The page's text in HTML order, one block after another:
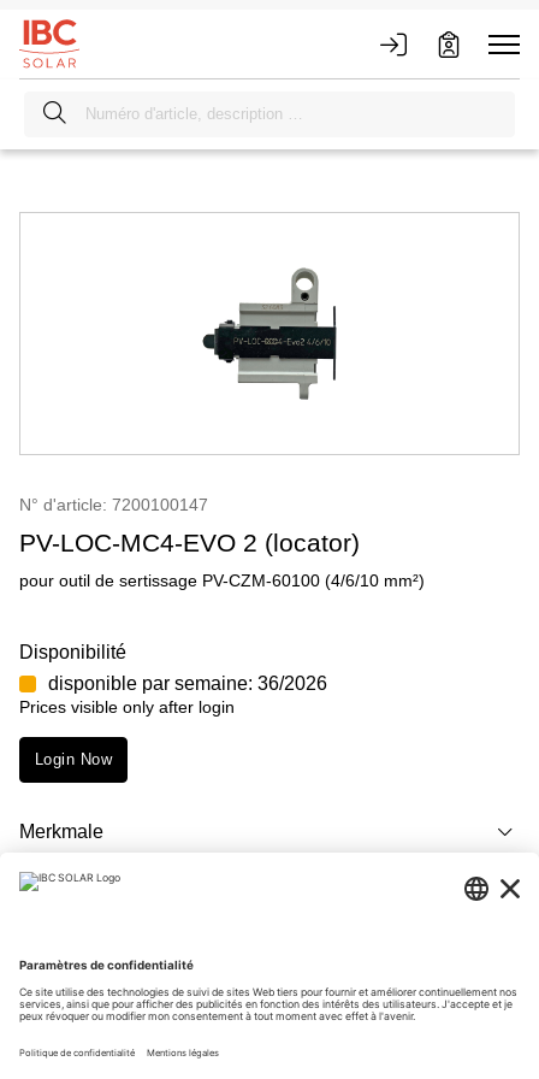
N° d'article: 7200100147
PV-LOC-MC4-EVO 2 (locator)
pour outil de sertissage PV-CZM-60100 (4/6/10 mm²)
Disponibilité
disponible par semaine: 36/2026
Prices visible only after login
Login Now
Merkmale
Téléchargements